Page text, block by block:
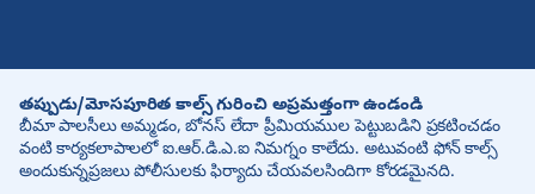
తప్పుడు/మోసపూరిత కాల్స్ గురించి అప్రమత్తంగా ఉండండి
బీమా పాలసీలు అమ్మడం, బోనస్ లేదా ప్రీమియముల పెట్టుబడిని ప్రకటించడం
వంటి కార్యకలాపాలలో ఐ.ఆర్.డి.ఎ.ఐ నిమగ్నం కాలేదు. అటువంటి ఫోన్ కాల్స్
అందుకున్నప్రజలు పోలీసులకు ఫిర్యాదు చేయవలసిందిగా కోరడమైనది.